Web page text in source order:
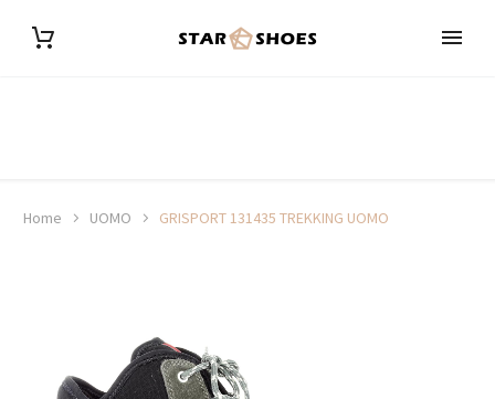
Home UOMO GRISPORT 131435 TREKKING UOMO